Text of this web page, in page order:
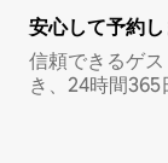
安心して予約し
信頼できるゲ
き、24時間365